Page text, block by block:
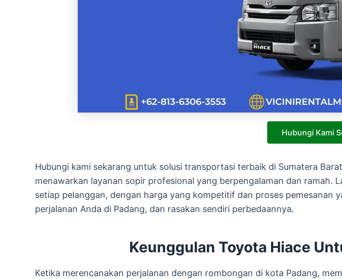
Hubungi Kami
Hubungi kami sekarang untuk solusi transportasi terbaik di Sumatera
menawarkan layanan sopir profesional yang berpengalaman dan ramah.
setiap pelanggan, dengan harga yang kompetitif dan proses pemesanan
perjalanan Anda di Padang, dan rasakan sendiri perbedaannya.
Keunggulan Toyota Hiace
Ketika merencanakan perjalanan dengan rombongan di kota Padang,